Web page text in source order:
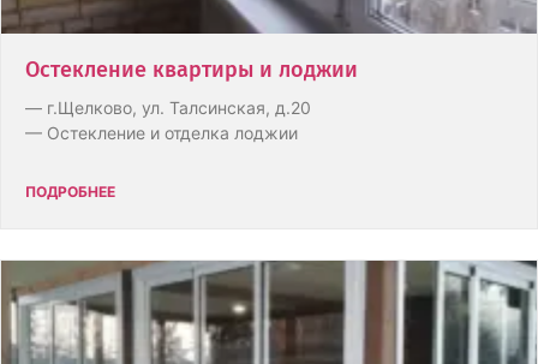
Остекление квартиры и лоджии
— г.Щелково, ул. Талсинская, д.20
— Остекление и отделка лоджии
ПОДРОБНЕЕ